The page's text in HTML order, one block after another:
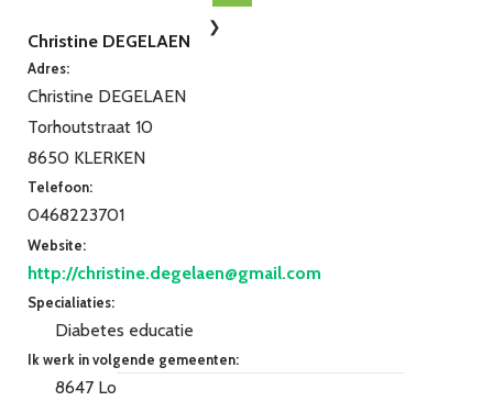
Christine DEGELAEN
Adres:
Christine DEGELAEN
Torhoutstraat 10
8650 KLERKEN
Telefoon:
0468223701
Website:
http://christine.degelaen@gmail.com
Specialiaties:
Diabetes educatie
Ik werk in volgende gemeenten:
8647 Lo